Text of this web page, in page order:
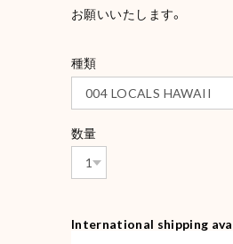
お願いいたします。
種類
数量
International shipping